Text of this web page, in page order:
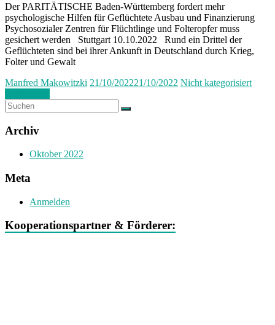
Der PARITÄTISCHE Baden-Württemberg fordert mehr
psychologische Hilfen für Geflüchtete Ausbau und Finanzierung
Psychosozialer Zentren für Flüchtlinge und Folteropfer muss
gesichert werden Stuttgart 10.10.2022 Rund ein Drittel der
Geflüchteten sind bei ihrer Ankunft in Deutschland durch Krieg,
Folter und Gewalt
Manfred Makowitzki 21/10/202221/10/2022 Nicht kategorisiert
Archiv
Oktober 2022
Meta
Anmelden
Kooperationspartner & Förderer: